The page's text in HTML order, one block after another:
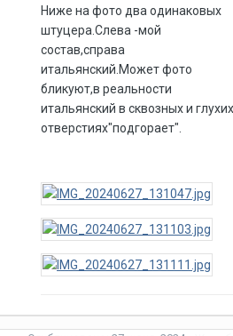
Ниже на фото два одинаковых
штуцера.Слева -мой
состав,справа
итальянский.Может фото
бликуют,в реальности
итальянский в сквозных и глухих
отверстиях"подгорает".